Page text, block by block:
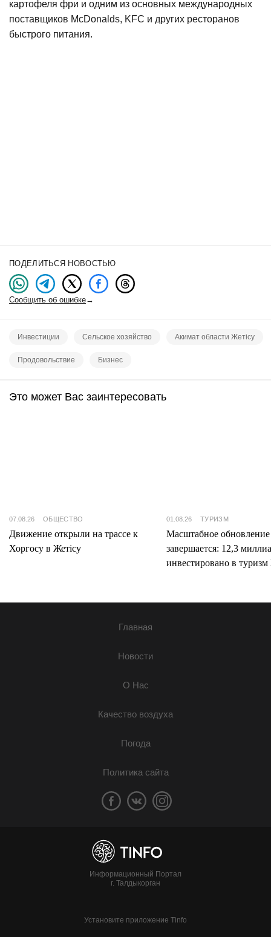
картофеля фри и одним из основных международных
поставщиков McDonalds, KFC и других ресторанов
быстрого питания.
ПОДЕЛИТЬСЯ НОВОСТЬЮ
Сообщить об ошибке→
Инвестиции Сельское хозяйство Акимат области Жетісу
Продовольствие Бизнес
Это может Вас заинтересовать
07.08.26 ОБЩЕСТВО
Движение открыли на трассе к
Хоргосу в Жетісу
01.08.26 ТУРИЗМ
Масштабное
завершается: 12,3
инвестировано в туризм
Главная
Новости
О Нас
Качество воздуха
Погода
Политика сайта
Информационный Портал
г. Талдыкорган
Установите приложение Tinfo